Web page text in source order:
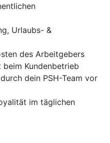
Urlaubs- &
des Arbeitgebers
Kundenbetrieb
dein PSH-Team vor
im täglichen